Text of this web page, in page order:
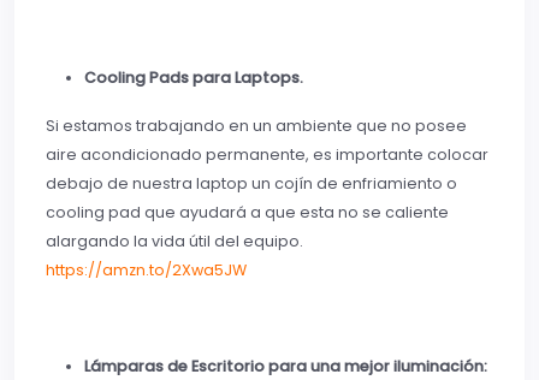
Cooling Pads para Laptops.
Si estamos trabajando en un ambiente que no posee
aire acondicionado permanente, es importante colocar
debajo de nuestra laptop un cojín de enfriamiento o
cooling pad que ayudará a que esta no se caliente
alargando la vida útil del equipo.
https://amzn.to/2Xwa5JW
Lámparas de Escritorio para una mejor iluminación: